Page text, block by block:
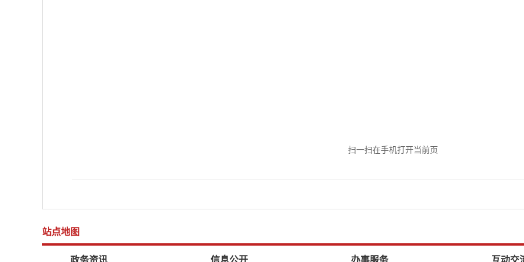
扫一扫在手机打开当前页
站点地图
政务资讯 信息公开 办事服务 互动交